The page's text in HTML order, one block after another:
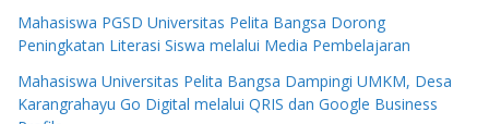
Mahasiswa PGSD Universitas Pelita Bangsa Dorong
Peningkatan Literasi Siswa melalui Media Pembelajaran
Mahasiswa Universitas Pelita Bangsa Dampingi UMKM, Desa
Karangrahayu Go Digital melalui QRIS dan Google Business